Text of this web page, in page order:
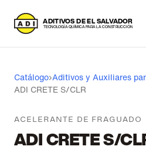
A DITIVOS DE EL SALVADOR
T ECNOLOGÍA QUÍMICA PARA LA CONSTRUCCIÓN
Catálogo›Aditivos y Auxiliares
ADI CRETE S/CLR
ACELERANTE DE FRAGUADO
ADI CRETE S/